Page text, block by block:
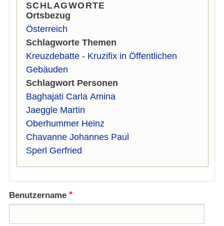
SCHLAGWORTE
Ortsbezug
Österreich
Schlagworte Themen
Kreuzdebatte - Kruzifix in Öffentlichen
Gebäuden
Schlagwort Personen
Baghajati Carla Amina
Jaeggle Martin
Oberhummer Heinz
Chavanne Johannes Paul
Sperl Gerfried
Benutzername